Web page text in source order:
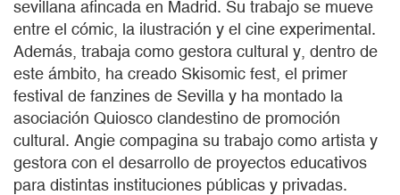
sevillana afincada en Madrid. Su trabajo se mueve
entre el cómic, la ilustración y el cine experimental.
Además, trabaja como gestora cultural y, dentro de
este ámbito, ha creado Skisomic fest, el primer
festival de fanzines de Sevilla y ha montado la
asociación Quiosco clandestino de promoción
cultural. Angie compagina su trabajo como artista y
gestora con el desarrollo de proyectos educativos
para distintas instituciones públicas y privadas.